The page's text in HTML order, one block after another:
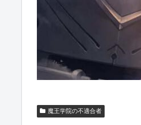
魔王学院の不適合者